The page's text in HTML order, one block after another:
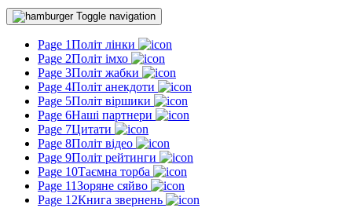
Toggle navigation
Page 1Політ лінки
Page 2Політ імхо
Page 3Політ жабки
Page 4Політ анекдоти
Page 5Політ віршики
Page 6Наші партнери
Page 7Цитати
Page 8Політ відео
Page 9Політ рейтинги
Page 10Таємна торба
Page 11Зоряне сяйво
Page 12Книга звернень